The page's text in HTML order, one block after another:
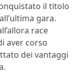
il titolo
all’ultima gara.
race
aver corso
dei vantaggi